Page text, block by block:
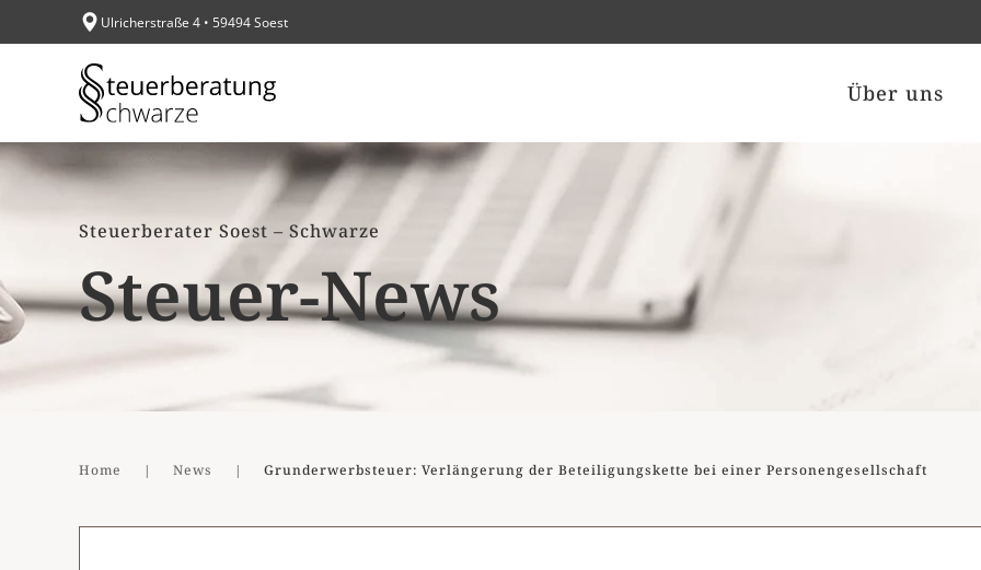
Zum Hauptinhalt springen
Ulricherstraße 4 • 59494 Soest
Über uns
Steuerberater Soest – Schwarze
Steuer-News
Home News Grunderwerbsteuer: Verlängerung der Beteiligungskette bei einer Personengesellschaft